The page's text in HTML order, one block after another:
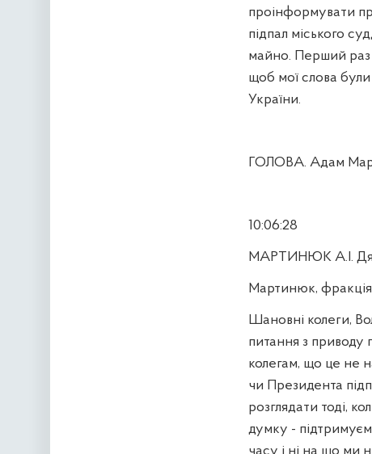
проінформувати
підпал міського
майно. Перший раз
щоб мої слова
України.
ГОЛОВА. Адам
10:06:28
МАРТИНЮК А.І.
Мартинюк, фракція
Шановні колеги,
питання з приводу
колегам, що це не
чи Президента
розглядати тоді,
думку -